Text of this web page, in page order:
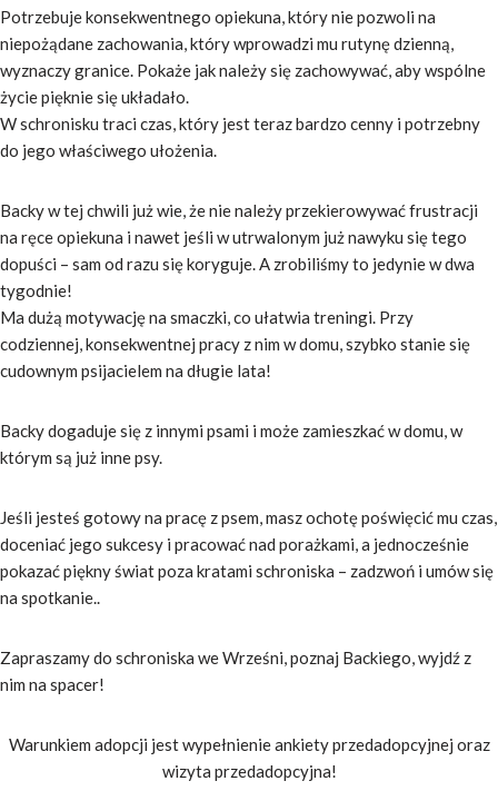
Potrzebuje konsekwentnego opiekuna, który nie pozwoli na
niepożądane zachowania, który wprowadzi mu rutynę dzienną,
wyznaczy granice. Pokaże jak należy się zachowywać, aby wspólne
życie pięknie się układało.
W schronisku traci czas, który jest teraz bardzo cenny i potrzebny
do jego właściwego ułożenia.
Backy w tej chwili już wie, że nie należy przekierowywać frustracji
na ręce opiekuna i nawet jeśli w utrwalonym już nawyku się tego
dopuści – sam od razu się koryguje. A zrobiliśmy to jedynie w dwa
tygodnie!
Ma dużą motywację na smaczki, co ułatwia treningi. Przy
codziennej, konsekwentnej pracy z nim w domu, szybko stanie się
cudownym psijacielem na długie lata!
Backy dogaduje się z innymi psami i może zamieszkać w domu, w
którym są już inne psy.
Jeśli jesteś gotowy na pracę z psem, masz ochotę poświęcić mu czas,
doceniać jego sukcesy i pracować nad porażkami, a jednocześnie
pokazać piękny świat poza kratami schroniska – zadzwoń i umów się
na spotkanie..
Zapraszamy do schroniska we Wrześni, poznaj Backiego, wyjdź z
nim na spacer!
Warunkiem adopcji jest wypełnienie ankiety przedadopcyjnej oraz
wizyta przedadopcyjna!